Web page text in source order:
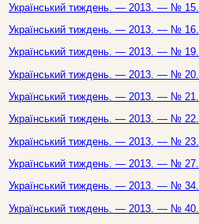
Український тиждень. — 2013. — № 15.
Український тиждень. — 2013. — № 16.
Український тиждень. — 2013. — № 19.
Український тиждень. — 2013. — № 20.
Український тиждень. — 2013. — № 21.
Український тиждень. — 2013. — № 22.
Український тиждень. — 2013. — № 23.
Український тиждень. — 2013. — № 27.
Український тиждень. — 2013. — № 34.
Український тиждень. — 2013. — № 40.